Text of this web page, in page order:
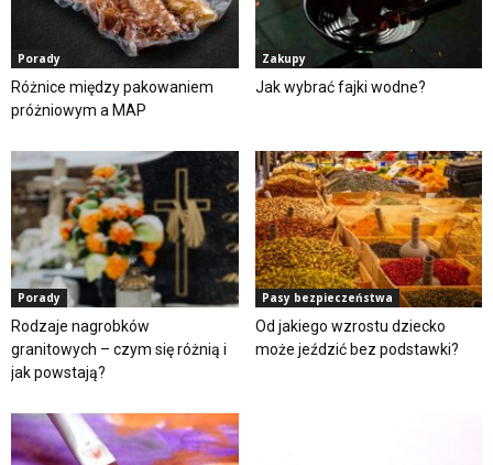
Porady
Różnice między pakowaniem
próżniowym a MAP
Zakupy
Jak wybrać fajki wodne?
Porady
Rodzaje nagrobków
granitowych – czym się różnią i
jak powstają?
Pasy bezpieczeństwa
Od jakiego wzrostu dziecko
może jeździć bez podstawki?